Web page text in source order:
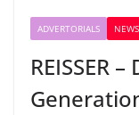
ADVERTORIALS NEWS
REISSER